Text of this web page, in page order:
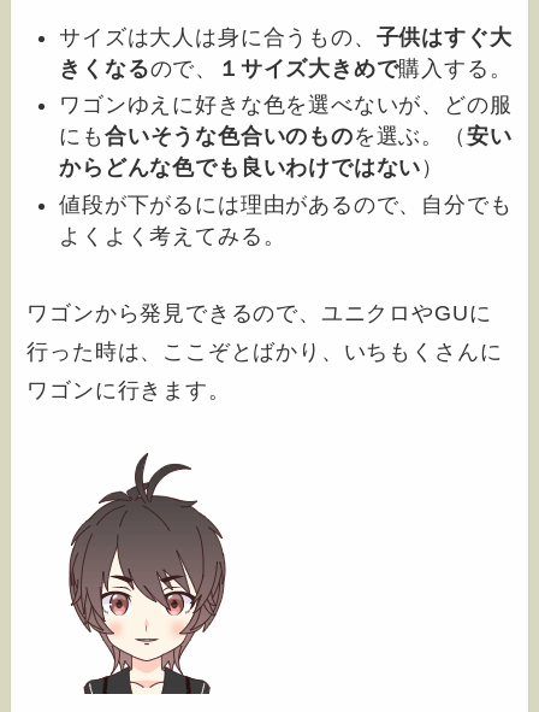
サイズは大人は身に合うもの、 子供はすぐ大
きくなるので、 １サイズ大きめで購入する。
ワゴンゆえに好きな色を選べないが、どの服
にも 合いそうな色合いのものを選ぶ。（ 安い
からどんな色でも良いわけではない ）
値段が下がるには理由があるので、自分でも
よくよく考えてみる。
ワゴンから発見できるので、ユニクロやGUに
行った時は、ここぞとばかり、いちもくさんに
ワゴンに行きます。